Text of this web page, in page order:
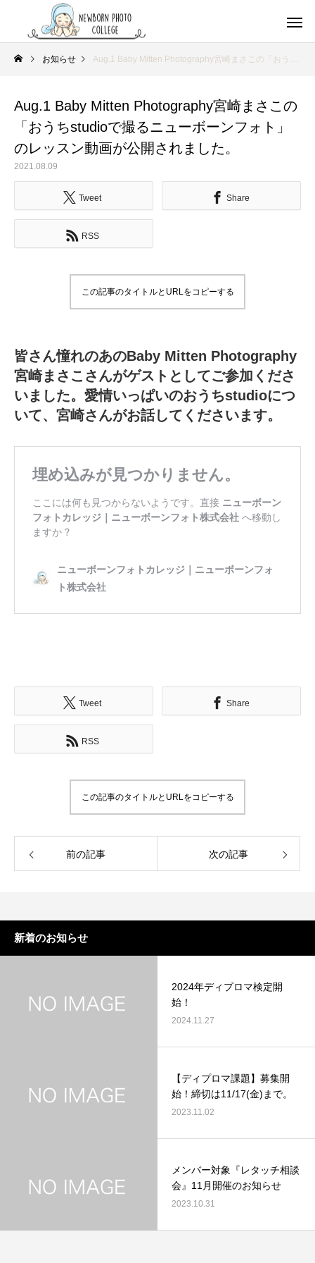
お知らせ Aug.1 Baby Mitten Photography宮崎まさこの「おうちstudioで撮るニューボーンフォト」のレッスン動画が公開されました。
Aug.1 Baby Mitten Photography宮崎まさこの
「おうちstudioで撮るニューボーンフォト」
のレッスン動画が公開されました。
2021.08.09
Tweet Share
RSS
この記事のタイトルとURLをコピーする
皆さん憧れのあのBaby Mitten Photography
宮崎まさこさんがゲストとしてご参加くださ
いました。愛情いっぱいのおうちstudioにつ
いて、宮崎さんがお話してくださいます。
Tweet Share
RSS
この記事のタイトルとURLをコピーする
前の記事 次の記事
新着のお知らせ
2024年ディプロマ検定開
始！
2024.11.27
【ディプロマ課題】募集開
始！締切は11/17(金)まで。
2023.11.02
メンバー対象『レタッチ相談
会』11月開催のお知らせ
2023.10.31